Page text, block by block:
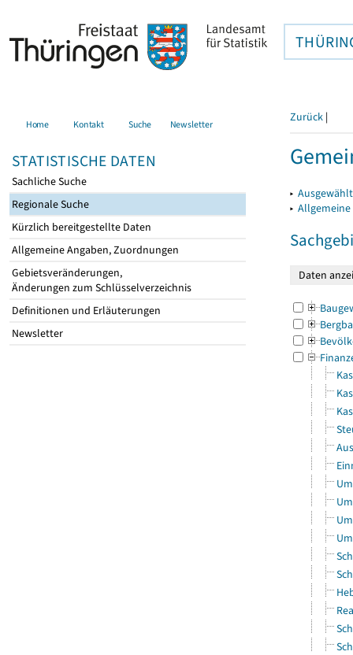
Home Kontakt Suche Newsletter
STATISTISCHE DATEN
Sachliche Suche
Regionale Suche
Kürzlich bereitgestellte Daten
Allgemeine Angaben, Zuordnungen
Gebietsveränderungen,
Änderungen zum Schlüsselverzeichnis
Definitionen und Erläuterungen
Newsletter
Zurück |
▸
▸